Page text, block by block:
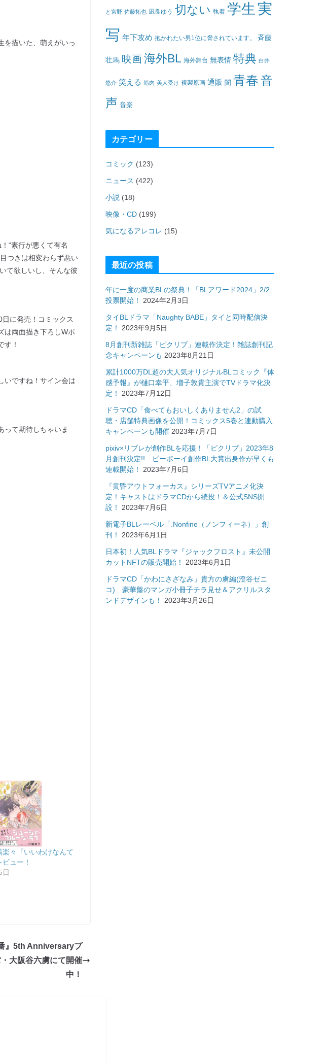
を描いた、萌えがいっ
“素行が悪くて有名
つきは相変わらず悪い
て欲しいし、そんな彼
に発売！コミックス
は両面描き下ろしWポ
す！
いですね！サイン会は
って期待しちゃいま
楽々『いいわけなんて
ュー！
』5th Anniversaryプ
大阪谷六虜にて開催
中！
と宮野 佐藤拓也 凪良ゆう 切ない 執着 学生 実
写 年下攻め 抱かれたい男1位に脅されています。 斉藤
壮馬 映画海外BL 海外舞台 無表情 特典 白井
悠介 笑える 筋肉 美人受け 複製原画 通販 闇 青春音
声 音楽
カテゴリー
コミック (123)
ニュース (422)
小説 (18)
映像・CD (199)
気になるアレコレ (15)
最近の投稿
年に一度の商業BLの祭典！「BLアワード2024」2/2
投票開始！
2024年2月3日
タイBLドラマ「Naughty BABE」タイと同時配信決
定！
2023年9月5日
8月創刊新雑誌「ピクリブ」連載作決定！雑誌創刊記
念キャンペーンも 2023年8月21日
累計1000万DL超の大人気オリジナルBLコミック『体
感予報』が樋口幸平、増子敦貴主演でTVドラマ化決
定！
2023年7月12日
ドラマCD「食べてもおいしくありません2」の試
聴・店舗特典画像を公開！コミックス5巻と連動購入
キャンペーンも開催 2023年7月7日
pixiv×リブレが創作BLを応援！「ピクリブ」2023年8
月創刊決定!! ビーボーイ創作BL大賞出身作が早くも
連載開始！
2023年7月6日
『黄昏アウトフォーカス』シリーズTVアニメ化決
定！キャストはドラマCDから続投！＆公式SNS開
設！
2023年7月6日
新電子BLレーベル「.Nonfine（ノンフィーネ）」創
刊！
2023年6月1日
日本初！人気BLドラマ『ジャックフロスト』未公開
カットNFTの販売開始！
2023年6月1日
ドラマCD「かわにさざなみ」貴方の虜編(澄谷ゼニ
コ) 豪華盤のマンガ小冊子チラ見せ＆アクリルスタ
ンドデザインも！
2023年3月26日